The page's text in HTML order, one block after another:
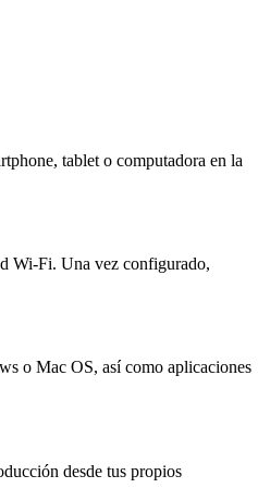
tablet o computadora en la
Wi-Fi. Una vez configurado,
o Mac OS, así como aplicaciones
desde tus propios